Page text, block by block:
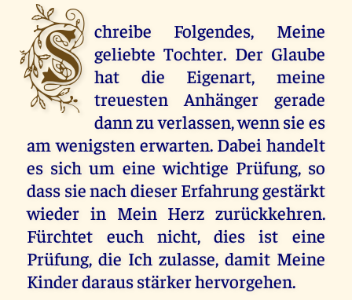
S chreibe Folgendes, Meine
geliebte Tochter. Der Glaube
hat die Eigenart, meine
treuesten Anhänger gerade
dann zu verlassen, wenn sie es
am wenigsten erwarten. Dabei handelt
es sich um eine wichtige Prüfung, so
dass sie nach dieser Erfahrung gestärkt
wieder in Mein Herz zurückkehren.
Fürchtet euch nicht, dies ist eine
Prüfung, die Ich zulasse, damit Meine
Kinder daraus stärker hervorgehen.